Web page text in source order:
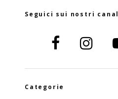
Seguici sui nostri
Categorie